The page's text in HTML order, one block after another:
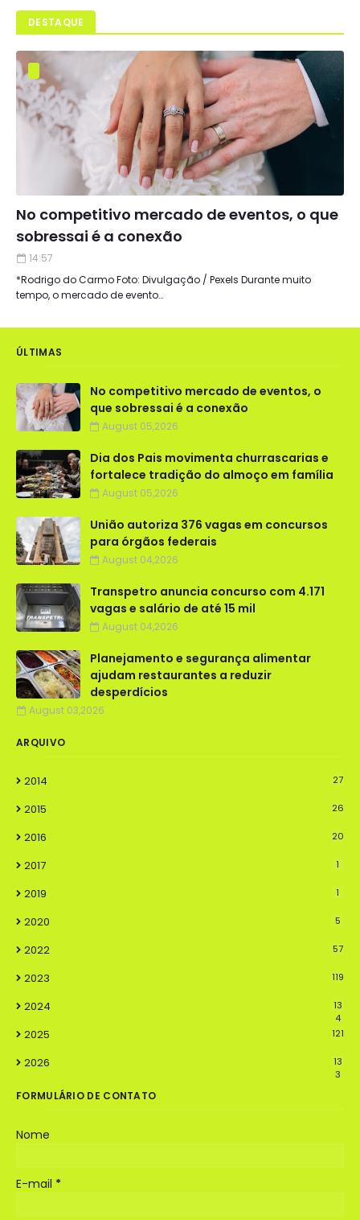
DESTAQUE
No competitivo mercado de eventos, o que
sobressai é a conexão
14:57
*Rodrigo do Carmo Foto: Divulgação / Pexels Durante muito
tempo, o mercado de evento…
ÚLTIMAS
No competitivo mercado de eventos, o
que sobressai é a conexão
August 05,2026
Dia dos Pais movimenta churrascarias e
fortalece tradição do almoço em família
August 05,2026
União autoriza 376 vagas em concursos
para órgãos federais
August 04,2026
Transpetro anuncia concurso com 4.171
vagas e salário de até 15 mil
August 04,2026
Planejamento e segurança alimentar
ajudam restaurantes a reduzir
desperdícios
August 03,2026
ARQUIVO
2014 27
2015 26
2016 20
2017 1
2019 1
2020 5
2022 57
2023 119
2024
13
4
2025 121
2026
13
3
FORMULÁRIO DE CONTATO
Nome
E-mail *